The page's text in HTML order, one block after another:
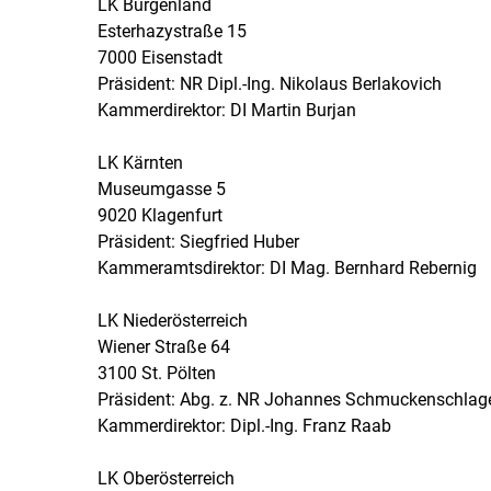
LK Burgenland
Esterhazystraße 15
7000 Eisenstadt
Präsident: NR Dipl.-Ing. Nikolaus Berlakovich
Kammerdirektor: DI Martin Burjan
LK Kärnten
Museumgasse 5
9020 Klagenfurt
Präsident: Siegfried Huber
Kammeramtsdirektor: DI Mag. Bernhard Rebernig
LK Niederösterreich
Wiener Straße 64
3100 St. Pölten
Präsident: Abg. z. NR Johannes
Kammerdirektor: Dipl.-Ing. Franz Raab
LK Oberösterreich